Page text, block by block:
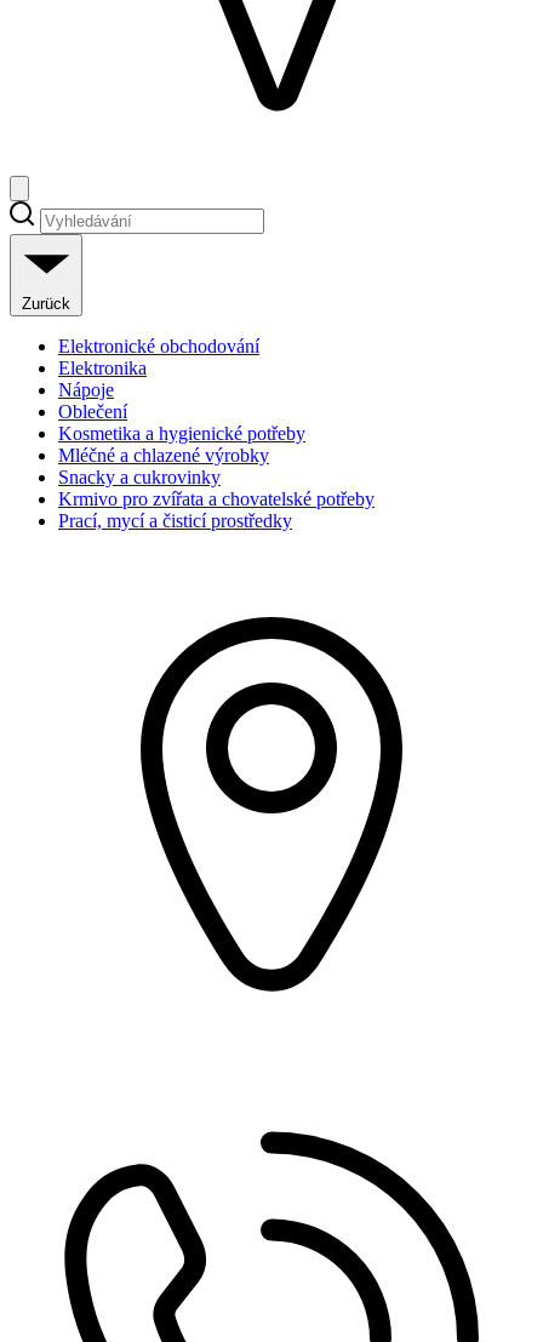
Zurück
Elektronické obchodování
Elektronika
Nápoje
Oblečení
Kosmetika a hygienické potřeby
Mléčné a chlazené výrobky
Snacky a cukrovinky
Krmivo pro zvířata a chovatelské potřeby
Prací, mycí a čisticí prostředky